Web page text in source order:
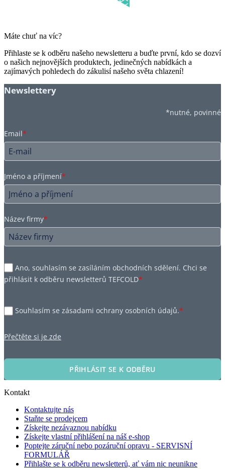
Máte chuť na víc?
Přihlaste se k odběru našeho newsletteru a buďte první, kdo se dozví
o našich nejnovějších produktech, jedinečných nabídkách a
zajímavých pohledech do zákulisí našeho světa chlazení!
Newslettery
*nutné, povinné
Email*
Jméno a příjmení*
Název firmy*
Ano, souhlasím se zasíláním obchodních sdělení. Chci se
přihlásit k odběru newsletterů TEFCOLD*
Souhlasím se zásadami ochrany osobních údajů.*
Přečtěte si je zde
PŘIHLÁSIT SE K ODBĚRU
Kontakt
Kontaktujte nás
Staňte se prodejcem
Získejte nezávaznou nabídku
Získejte vlastní přihlášení na náš e-shop
Poptejte záruční nebo pozáruční opravu - SERVISNÍ
FORMULÁŘ
Přihlašte se k odběru newsletterů, ať vám nic neunikne